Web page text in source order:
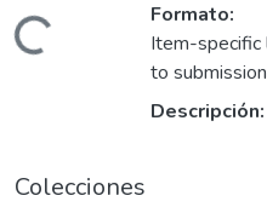
Formato:
Item-specific
to submission
Descripción:
Colecciones